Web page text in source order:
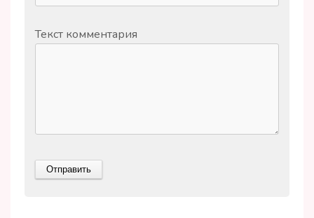
Текст комментария